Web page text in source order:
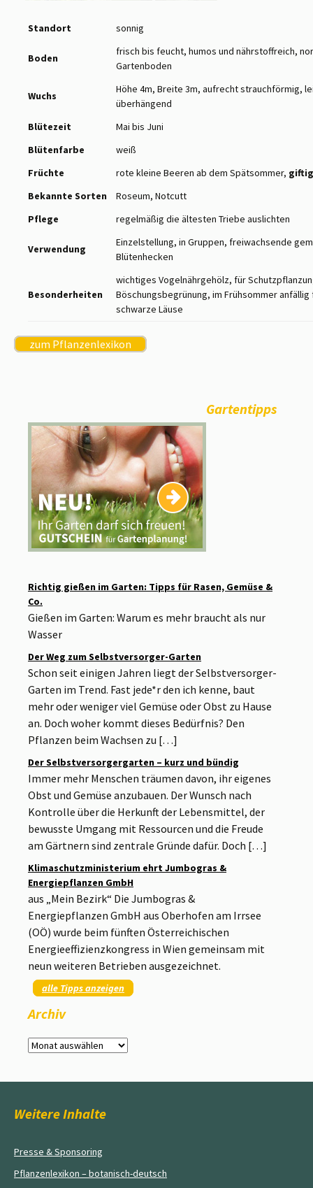
Standort sonnig
Boden
frisch bis feucht, humos und nährstoffreich,
Gartenboden
Wuchs
Höhe 4m, Breite 3m, aufrecht strauchförmig,
überhängend
Blütezeit
Mai bis Juni
Blütenfarbe
weiß
Früchte
rote kleine Beeren ab dem Spätsommer, giftig
Bekannte Sorten
Roseum, Notcutt
Pflege
regelmäßig die ältesten Triebe auslichten
Verwendung
Einzelstellung, in Gruppen, freiwachsende
Blütenhecken
Besonderheiten
wichtiges Vogelnährgehölz, für
Böschungsbegrünung, im Frühsommer anfällig
schwarze Läuse
zum Pflanzenlexikon
Gartentipps
Richtig gießen im Garten: Tipps für Rasen, Gemüse &
Co.
Gießen im Garten: Warum es mehr braucht als nur
Wasser
Der Weg zum Selbstversorger-Garten
Schon seit einigen Jahren liegt der Selbstversorger-
Garten im Trend. Fast jede*r den ich kenne, baut
mehr oder weniger viel Gemüse oder Obst zu Hause
an. Doch woher kommt dieses Bedürfnis? Den
Pflanzen beim Wachsen zu […]
Der Selbstversorgergarten – kurz und bündig
Immer mehr Menschen träumen davon, ihr eigenes
Obst und Gemüse anzubauen. Der Wunsch nach
Kontrolle über die Herkunft der Lebensmittel, der
bewusste Umgang mit Ressourcen und die Freude
am Gärtnern sind zentrale Gründe dafür. Doch […]
Klimaschutzministerium ehrt Jumbogras &
Energiepflanzen GmbH
aus „Mein Bezirk“ Die Jumbogras &
Energiepflanzen GmbH aus Oberhofen am Irrsee
(OÖ) wurde beim fünften Österreichischen
Energieeffizienzkongress in Wien gemeinsam mit
neun weiteren Betrieben ausgezeichnet.
alle Tipps anzeigen
Archiv
Archiv
Weitere Inhalte
Presse & Sponsoring
Pflanzenlexikon – botanisch-deutsch